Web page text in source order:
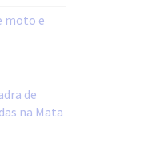
moto e
de
na Mata